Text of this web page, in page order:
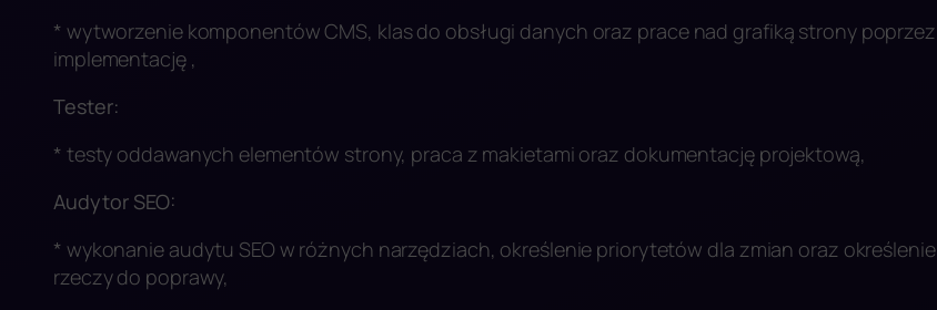
* wytworzenie komponentów CMS, klas do obsługi danych oraz prace nad grafiką strony poprzez
implementację ,
Tester:
* testy oddawanych elementów strony, praca z makietami oraz dokumentację projektową,
Audytor SEO:
* wykonanie audytu SEO w różnych narzędziach, określenie priorytetów dla zmian oraz określenie
rzeczy do poprawy,